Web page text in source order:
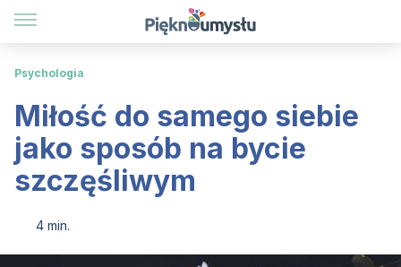
Psychologia
Miłość do samego siebie
jako sposób na bycie
szczęśliwym
4 min.